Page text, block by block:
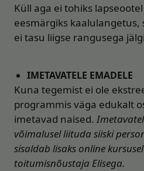
Küll aga ei tohiks
eesmärgiks
ei tasu liigse rangusega
IMETAVATELE EMADELE
Kuna tegemist ei ole
programmis väga edukalt
imetavad naised.
võimalusel liituda siiski
sisaldab lisaks online
toitumisnõustaja Elisega.